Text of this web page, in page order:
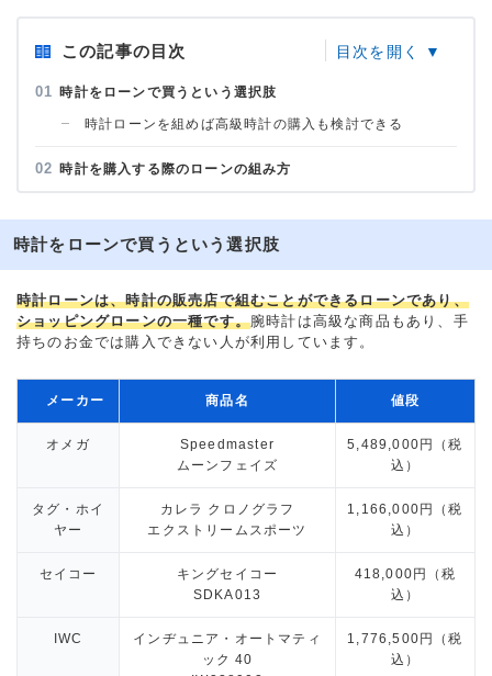
この記事の目次
時計をローンで買うという選択肢
時計ローンを組めば高級時計の購入も検討できる
時計を購入する際のローンの組み方
時計をローンで買うという選択肢
時計ローンは、時計の販売店で組むことができるローンであり、
ショッピングローンの一種です。腕時計は高級な商品もあり、手
持ちのお金では購入できない人が利用しています。
メーカー 商品名 値段
オメガ
Speedmaster
ムーンフェイズ
5,489,000円（税
込）
タグ・ホイ
ヤー
カレラ クロノグラフ
エクストリームスポーツ
1,166,000円（税
込）
セイコー
キングセイコー
SDKA013
418,000円（税
込）
IWC
インヂュニア・オートマティ
ック 40
1,776,500円（税
込）